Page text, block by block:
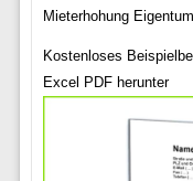
Mieterhohung
Kostenloses
Excel PDF herunter